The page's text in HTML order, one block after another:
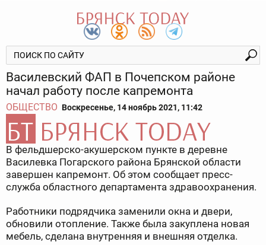
Василевский ФАП в Почепском районе
начал работу после капремонта
ОБЩЕСТВО Воскресенье, 14 ноябрь 2021, 11:42
В фельдшерско-акушерском пункте в деревне
Василевка Погарского района Брянской области
завершен капремонт. Об этом сообщает пресс-
служба областного департамента здравоохранения.
Работники подрядчика заменили окна и двери,
обновили отопление. Также была закуплена новая
мебель, сделана внутренняя и внешняя отделка.